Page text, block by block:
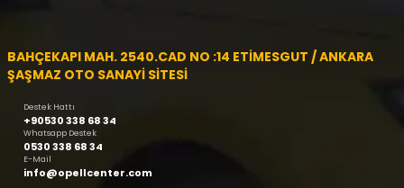
BAHÇEKAPI MAH. 2540.CAD NO :14 ETİMESGUT / ANKARA
ŞAŞMAZ OTO SANAYİ SİTESİ
Destek Hattı
+90530 338 68 34
Whatsapp Destek
0530 338 68 34
E-Mail
info@opellcenter.com